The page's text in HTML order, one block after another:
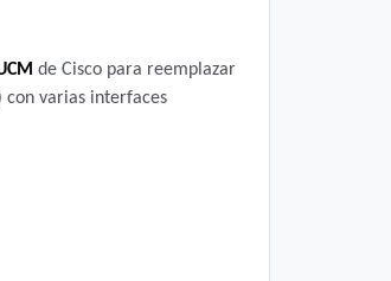
de Cisco para reemplazar
con varias interfaces